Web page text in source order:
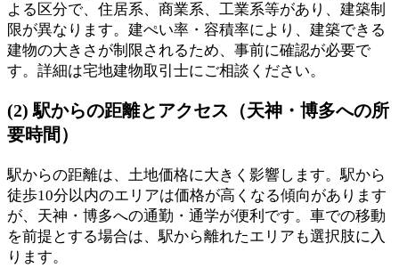
よる区分で、住居系、商業系、工業系等があり、建築制
限が異なります。建ぺい率・容積率により、建築できる
建物の大きさが制限されるため、事前に確認が必要で
す。詳細は宅地建物取引士にご相談ください。
(2) 駅からの距離とアクセス（天神・博多への所
要時間）
駅からの距離は、土地価格に大きく影響します。駅から
徒歩10分以内のエリアは価格が高くなる傾向があります
が、天神・博多への通勤・通学が便利です。車での移動
を前提とする場合は、駅から離れたエリアも選択肢に入
ります。